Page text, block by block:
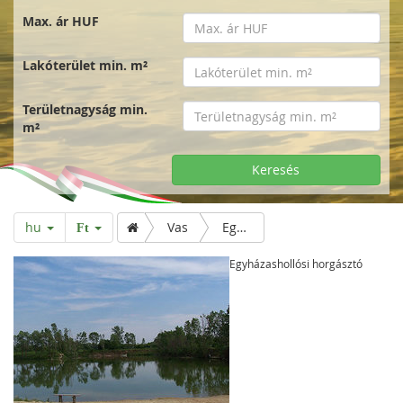
Max. ár HUF
Lakóterület min. m²
Területnagyság min.
m²
Keresés
hu Ft Vas Egyházashollósi horgásztó
Egyházashollósi horgásztó